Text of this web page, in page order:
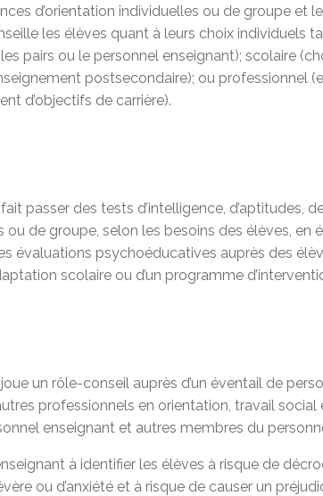
d’orientation individuelles ou de groupe et
les élèves quant à leurs choix individuels
pairs ou le personnel enseignant); scolaire
postsecondaire); ou professionnel
d’objectifs de carrière).
passer des tests d’intelligence, d’aptitudes,
ou de groupe, selon les besoins des élèves, en
évaluations psychoéducatives auprès des
scolaire ou d’un programme
un rôle-conseil auprès d’un éventail de
professionnels en orientation, travail
enseignant et autres membres du
à identifier les élèves à risque de
ou d’anxiété et à risque de causer un